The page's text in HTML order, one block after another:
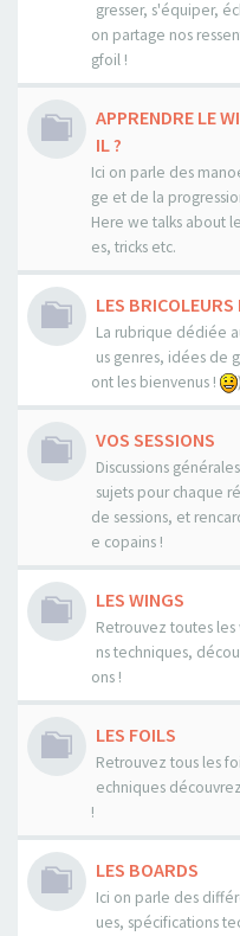
gresser, s'équiper,
on partage nos
gfoil !
APPRENDRE LE
IL ?
Ici on parle des
ge et de la
Here we talks about
es, tricks etc.
LES
La rubrique dédiée
us genres, idées de
ont les bienvenus !
)
VOS SESSIONS
Discussions
sujets pour chaque
de sessions, et
e copains !
LES WINGS
Retrouvez toutes
ns techniques,
ons !
LES FOILS
Retrouvez tous les
echniques
!
LES BOARDS
Ici on parle des
ues, spécifications